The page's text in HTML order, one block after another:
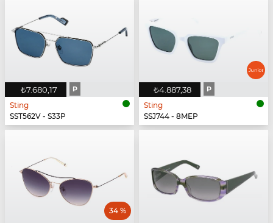
₺7.680,17 P
Sting
SST562V - S33P
₺4.887,38 P
Sting
SSJ744 - 8MEP
34 %